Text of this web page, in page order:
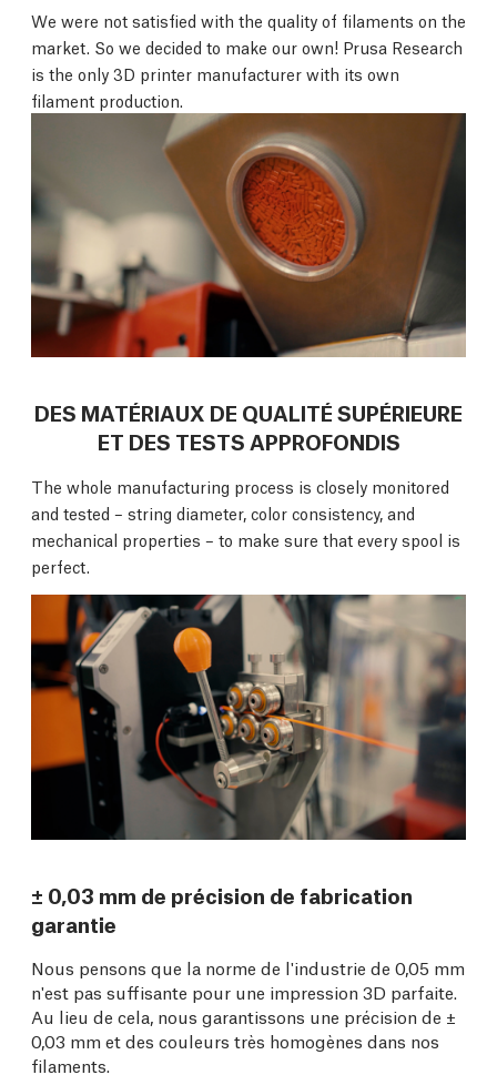
We were not satisfied with the quality of filaments on the
market. So we decided to make our own! Prusa Research
is the only 3D printer manufacturer with its own
filament production.
DES MATÉRIAUX DE QUALITÉ SUPÉRIEURE
ET DES TESTS APPROFONDIS
The whole manufacturing process is closely monitored
and tested – string diameter, color consistency, and
mechanical properties – to make sure that every spool is
perfect.
± 0,03 mm de précision de fabrication
garantie
Nous pensons que la norme de l'industrie de 0,05 mm
n'est pas suffisante pour une impression 3D parfaite.
Au lieu de cela, nous garantissons une précision de ±
0,03 mm et des couleurs très homogènes dans nos
filaments.